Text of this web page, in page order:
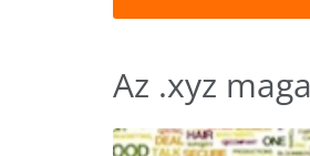
Az .xyz